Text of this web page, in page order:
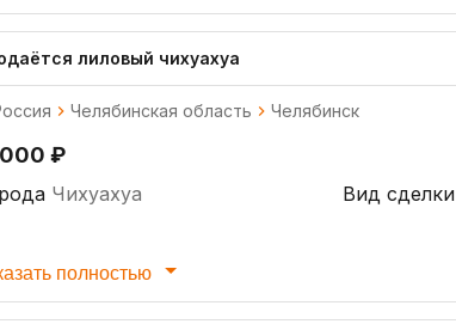
лиловый чихуахуа
Челябинская область Челябинск
000 ₽
Чихуахуа Вид сделки
полностью